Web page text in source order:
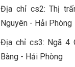
Địa chỉ cs2: Thị
Nguyên - Hải Phòng
Địa chỉ cs3: Ngã 4
Bàng - Hải Phòng